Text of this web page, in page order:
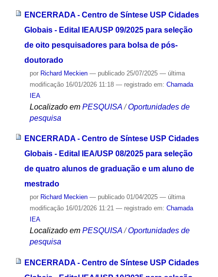
ENCERRADA - Centro de Síntese USP Cidades
Globais - Edital IEA/USP 09/2025 para seleção
de oito pesquisadores para bolsa de pós-
doutorado
por Richard Meckien — publicado25/07/2025 — última
modificação16/01/2026 11:18 — registrado em: Chamada
IEA
Localizado em PESQUISA /Oportunidades de
pesquisa
ENCERRADA - Centro de Síntese USP Cidades
Globais - Edital IEA/USP 08/2025 para seleção
de quatro alunos de graduação e um aluno de
mestrado
por Richard Meckien — publicado01/04/2025 — última
modificação16/01/2026 11:21 — registrado em: Chamada
IEA
Localizado em PESQUISA /Oportunidades de
pesquisa
ENCERRADA - Centro de Síntese USP Cidades